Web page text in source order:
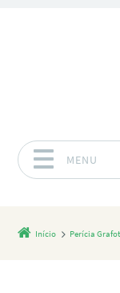
MENU
Início Perícia